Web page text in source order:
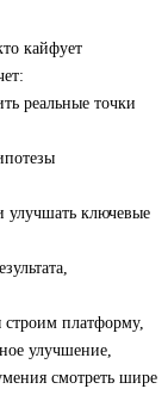
кайфует
реальные точки
улучшать ключевые
платформу,
улучшение,
смотреть шире